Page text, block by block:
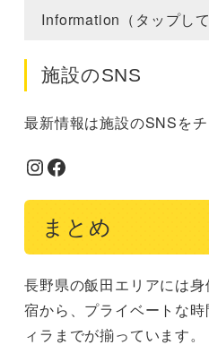
Information（タップして
施設のSNS
最新情報は施設のSNSを
Instagram
Facebook
まとめ
長野県の飯田エリアには
宿から、プライベートな
ィラまでが揃っています。